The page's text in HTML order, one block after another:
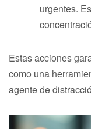
urgentes.
Estas acciones
como una
agente de